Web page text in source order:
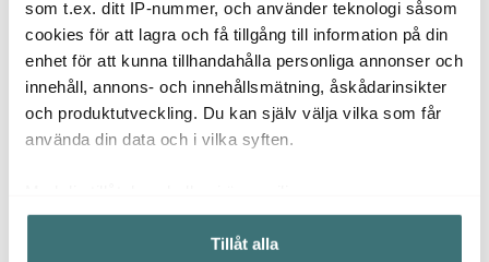
som t.ex. ditt IP-nummer, och använder teknologi såsom
cookies för att lagra och få tillgång till information på din
enhet för att kunna tillhandahålla personliga annonser och
innehåll, annons- och innehållsmätning, åskådarinsikter
och produktutveckling. Du kan själv välja vilka som får
använda din data och i vilka syften.
Samla in information om din geografiska plats som
kan ha en noggrannhet på upp till flera meter
Tillåt allaFå i lager
495